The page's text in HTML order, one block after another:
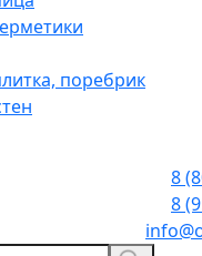
поребрик
8
8